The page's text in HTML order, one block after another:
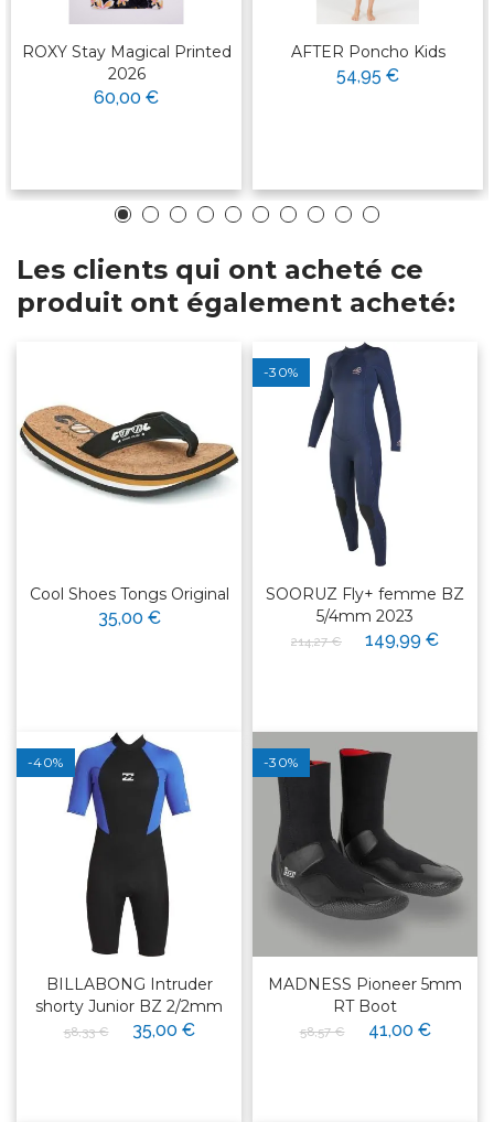
ROXY Stay Magical Printed
2026
60,00 €
AFTER Poncho Kids
54,95 €
Les clients qui ont acheté ce
produit ont également acheté:
Cool Shoes Tongs Original
35,00 €
-30%
SOORUZ Fly+ femme BZ
5/4mm 2023
214,27 € 149,99 €
-40%
BILLABONG Intruder
shorty Junior BZ 2/2mm
58,33 € 35,00 €
-30%
MADNESS Pioneer 5mm
RT Boot
58,57 € 41,00 €